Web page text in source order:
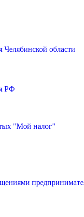
Челябинской области
РФ
"Мой налог"